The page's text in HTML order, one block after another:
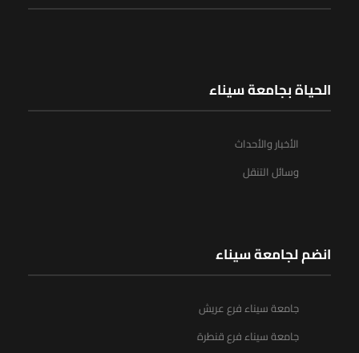
الحياة بجامعة سيناء
الأخبار والأحداث
وسائل التنقل
انضم لجامعة سيناء
جامعة سيناء فرع عريش
جامعة سيناء فرع قنطرة